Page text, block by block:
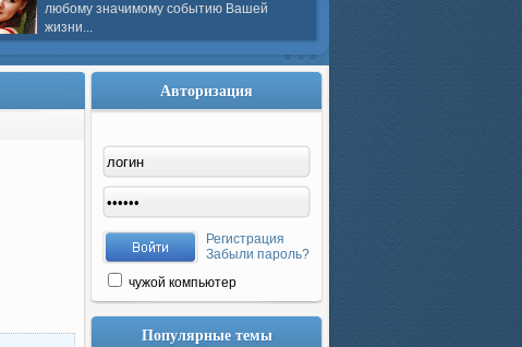
любому значимому событию Вашей
жизни...
Авторизация
Регистрация
Забыли пароль?
чужой компьютер
Популярные темы